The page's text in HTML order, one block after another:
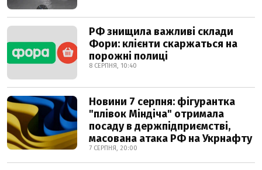
РФ знищила важливі склади
Фори: клієнти скаржаться на
порожні полиці
8 СЕРПНЯ, 10:40
Новини 7 серпня: фігурантка
"плівок Міндіча" отримала
посаду в держпідприємстві,
масована атака РФ на Укрнафту
7 СЕРПНЯ, 20:00